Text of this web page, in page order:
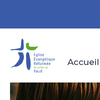
Accueil